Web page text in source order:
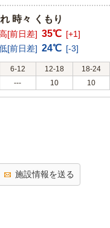
時々 くもり
[前日差] 35℃ [+1]
[前日差] 24℃ [-3]
6-12 12-18
18-24
--- 10 10
施設情報を送る